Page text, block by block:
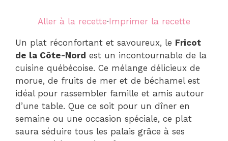
Aller à la recette·Imprimer la recette
Un plat réconfortant et savoureux, le Fricot
de la Côte-Nord est un incontournable de la
cuisine québécoise. Ce mélange délicieux de
morue, de fruits de mer et de béchamel est
idéal pour rassembler famille et amis autour
d’une table. Que ce soit pour un dîner en
semaine ou une occasion spéciale, ce plat
saura séduire tous les palais grâce à ses